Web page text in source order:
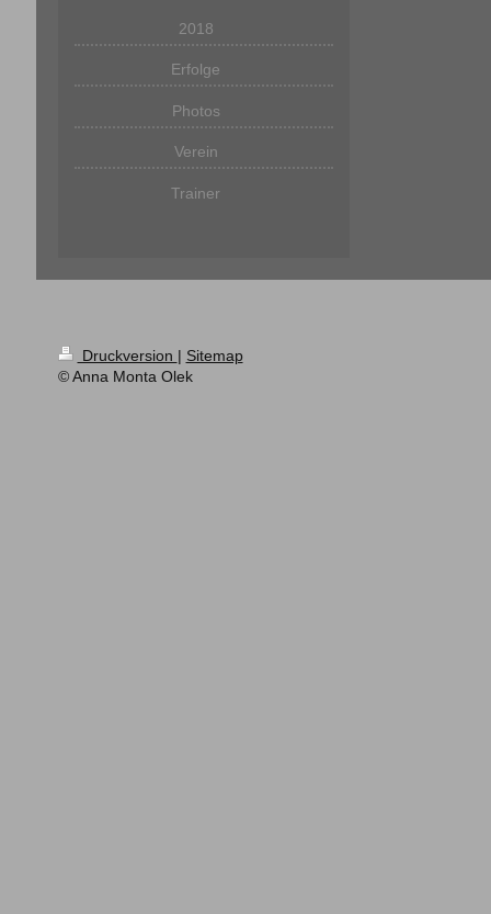
2018
Erfolge
Photos
Verein
Trainer
Druckversion | Sitemap
© Anna Monta Olek